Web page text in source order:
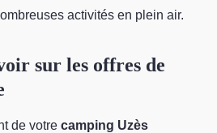
activités en plein air.
sur les offres de
de votre camping Uzès